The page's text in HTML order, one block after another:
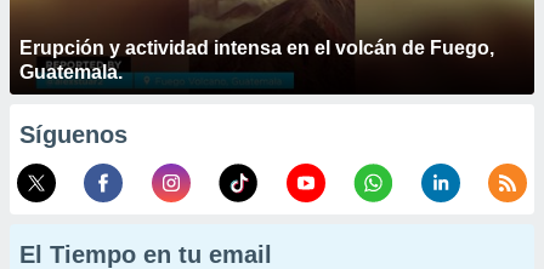
Erupción y actividad intensa en el volcán de Fuego,
Guatemala.
Síguenos
El Tiempo en tu email